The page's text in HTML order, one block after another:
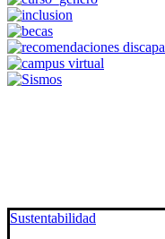
Sustentabilidad